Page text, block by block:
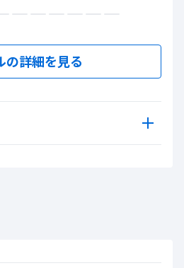
の詳細を見る